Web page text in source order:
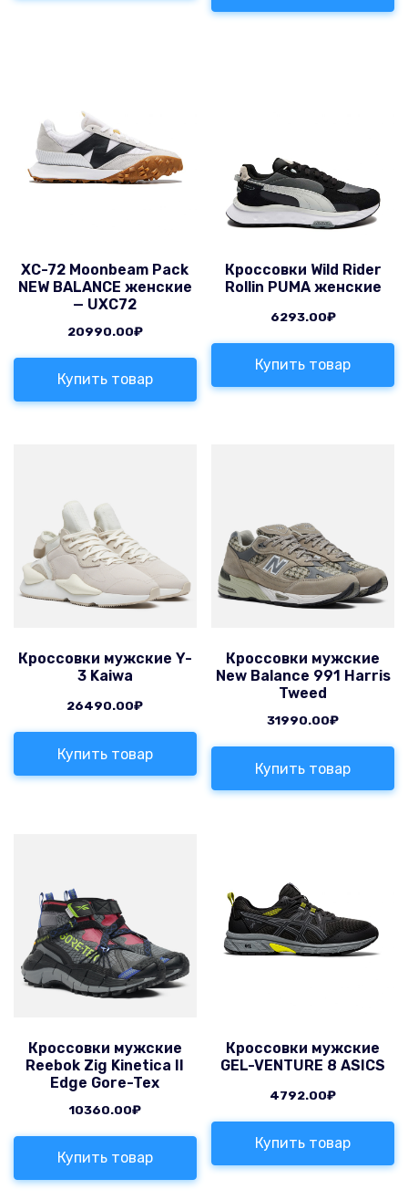
XC-72 Moonbeam Pack
NEW BALANCE женские
— UXC72
20990.00₽
Купить товар
Кроссовки Wild Rider
Rollin PUMA женские
6293.00₽
Купить товар
Кроссовки мужские Y-
3 Kaiwa
26490.00₽
Купить товар
Кроссовки мужские
New Balance 991 Harris
Tweed
31990.00₽
Купить товар
Кроссовки мужские
Reebok Zig Kinetica II
Edge Gore-Tex
10360.00₽
Купить товар
Кроссовки мужские
GEL-VENTURE 8 ASICS
4792.00₽
Купить товар